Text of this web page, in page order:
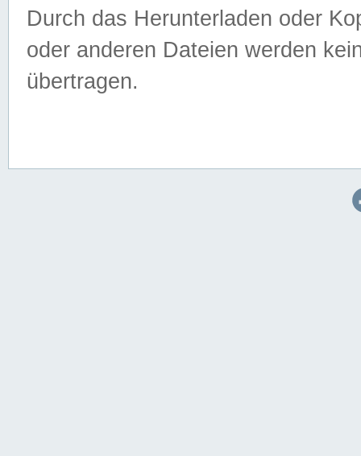
Durch das Herunterladen oder
oder anderen Dateien werden
übertragen.